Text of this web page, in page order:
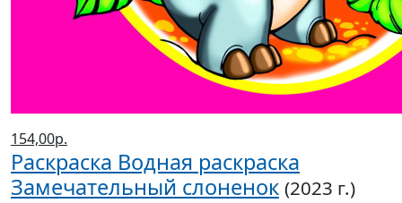
154,00р.
Раскраска Водная раскраска
Замечательный слоненок (2023 г.)